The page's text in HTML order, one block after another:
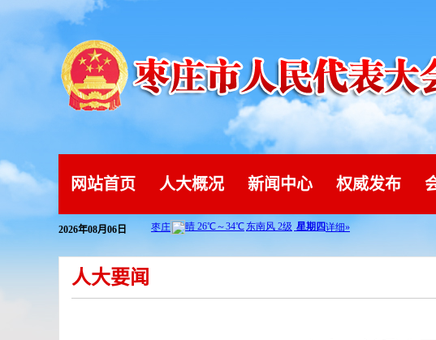
网站首页 人大概况 新闻中心 权威发布
2026年08月06日
人大要闻